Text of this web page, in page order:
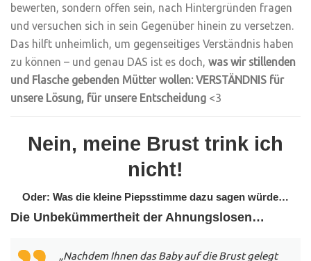
bewerten, sondern offen sein, nach Hintergründen fragen
und versuchen sich in sein Gegenüber hinein zu versetzen.
Das hilft unheimlich, um gegenseitiges Verständnis haben
zu können – und genau DAS ist es doch, was wir stillenden
und Flasche gebenden Mütter wollen: VERSTÄNDNIS für
unsere Lösung, für unsere Entscheidung <3
Nein, meine Brust trink ich
nicht!
Oder: Was die kleine Piepsstimme dazu sagen würde…
Die Unbekümmertheit der Ahnungslosen…
„Nachdem Ihnen das Baby auf die Brust gelegt